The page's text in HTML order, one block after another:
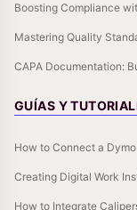
Boosting Compliance
Mastering Quality
CAPA Documentation:
GUÍAS Y
How to Connect a
Creating Digital Work
How to Integrate